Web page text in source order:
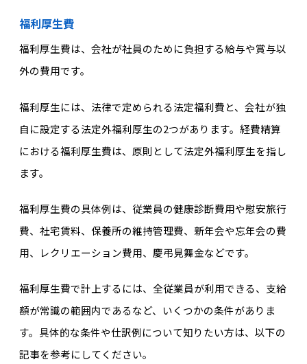
福利厚生費
福利厚生費は、会社が社員のために負担する給与や賞与以
外の費用です。
福利厚生には、法律で定められる法定福利費と、会社が独
自に設定する法定外福利厚生の2つがあります。経費精算
における福利厚生費は、原則として法定外福利厚生を指し
ます。
福利厚生費の具体例は、従業員の健康診断費用や慰安旅行
費、社宅賃料、保養所の維持管理費、新年会や忘年会の費
用、レクリエーション費用、慶弔見舞金などです。
福利厚生費で計上するには、全従業員が利用できる、支給
額が常識の範囲内であるなど、いくつかの条件がありま
す。具体的な条件や仕訳例について知りたい方は、以下の
記事を参考にしてください。